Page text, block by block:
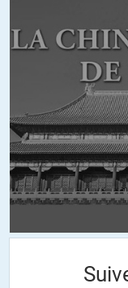
D’ailleurs pourquoi
Fernandel…?
Maurice Allais et
le subconscient
comme une boite noire
d’argent, des